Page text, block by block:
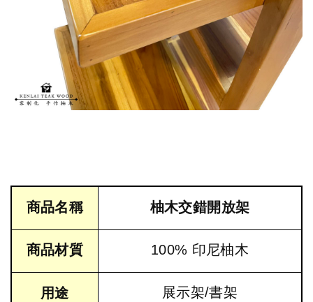
商品名稱 柚木交錯開放架
商品材質 100% 印尼柚木
用途 展示架/書架